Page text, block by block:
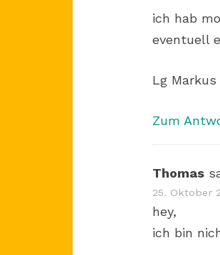
ich hab
eventuell
Lg Markus
Zum
Thomas
25. Oktober
hey,
ich bin